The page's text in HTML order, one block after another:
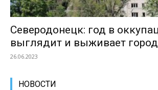
Северодонецк: год в
выглядит и выживает
26.06.2023
НОВОСТИ